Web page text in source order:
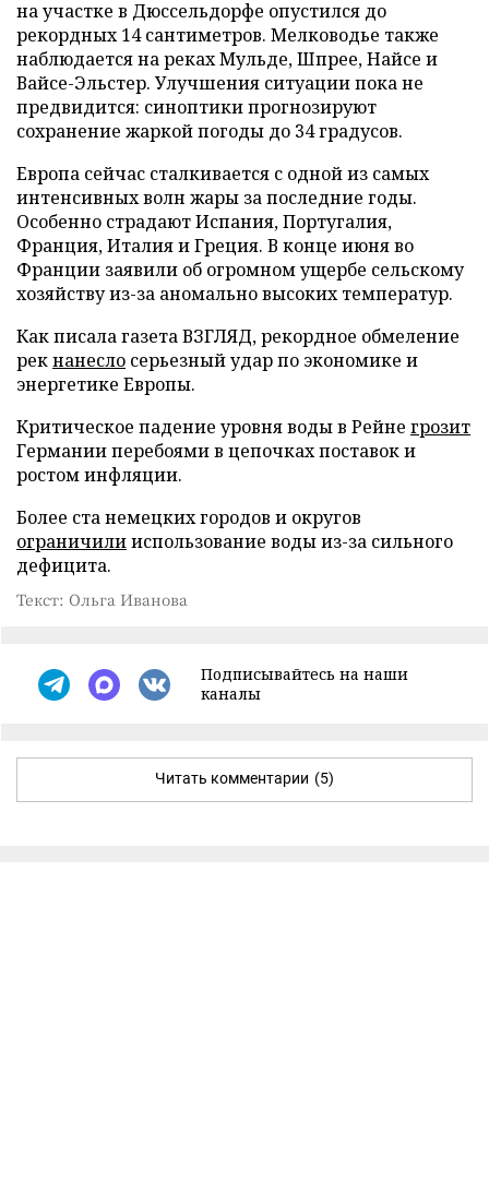
на участке в Дюссельдорфе опустился до
рекордных 14 сантиметров. Мелководье также
наблюдается на реках Мульде, Шпрее, Найсе и
Вайсе-Эльстер. Улучшения ситуации пока не
предвидится: синоптики прогнозируют
сохранение жаркой погоды до 34 градусов.
Европа сейчас сталкивается с одной из самых
интенсивных волн жары за последние годы.
Особенно страдают Испания, Португалия,
Франция, Италия и Греция. В конце июня во
Франции заявили об огромном ущербе сельскому
хозяйству из-за аномально высоких температур.
Как писала газета ВЗГЛЯД, рекордное обмеление
рекнанесло серьезный удар по экономике и
энергетике Европы.
Критическое падение уровня воды в Рейне грозит
Германии перебоями в цепочках поставок и
ростом инфляции.
Более ста немецких городов и округов
ограничилииспользование воды из-за сильного
дефицита.
Текст: Ольга Иванова
Подписывайтесь на наши
каналы
Читать комментарии (5)